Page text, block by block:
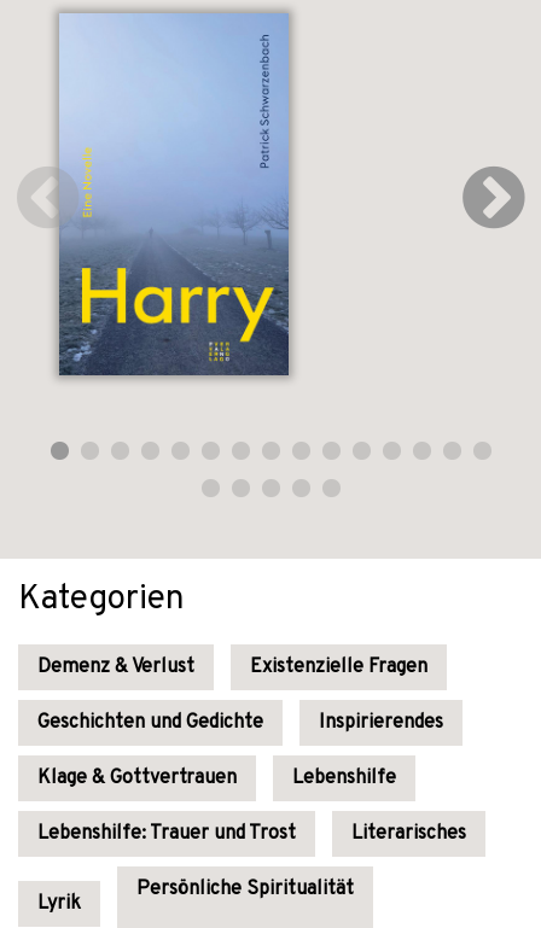
Kategorien
Demenz & Verlust Existenzielle Fragen
Geschichten und Gedichte Inspirierendes
Klage & Gottvertrauen Lebenshilfe
Lebenshilfe: Trauer und Trost Literarisches
Lyrik
Persönliche Spiritualität